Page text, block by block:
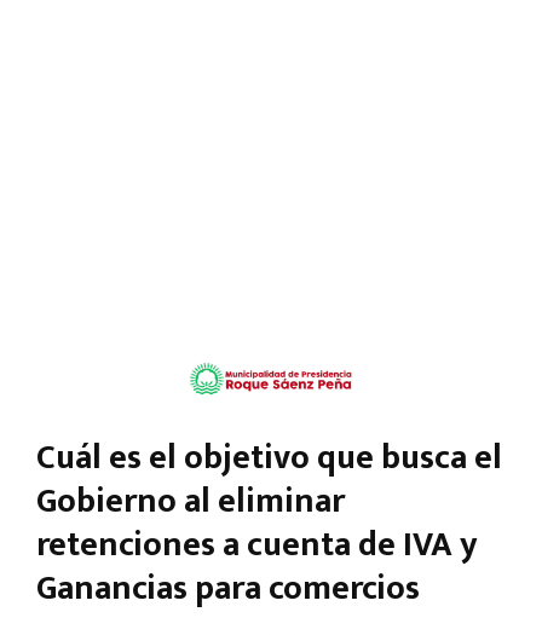
Cuál es el objetivo que busca el
Gobierno al eliminar
retenciones a cuenta de IVA y
Ganancias para comercios